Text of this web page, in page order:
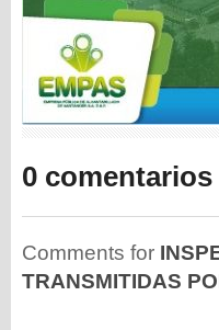
0 comentarios
Comments for
TRANSMITIDAS